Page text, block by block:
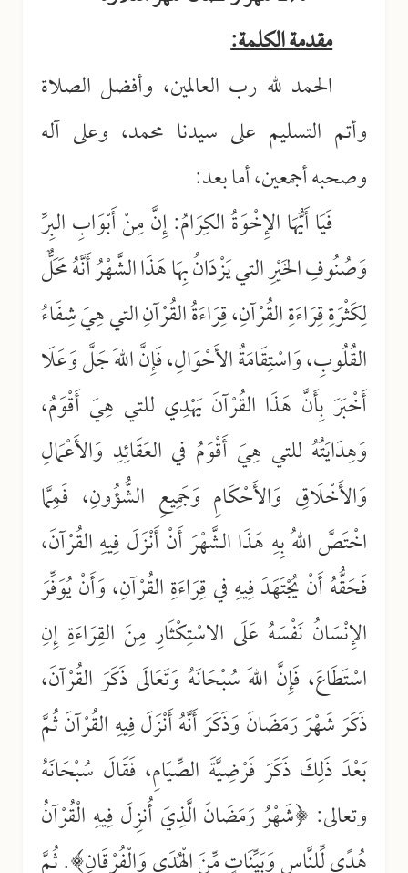
مقدمة الكلمة:
الحمد لله رب العالمين، وأفضل الصلاة
وأتم التسليم على سيدنا محمد، وعلى آله
وصحبه أجمعين، أما بعد:
فَيَا أَيُّهَا الإِخْوَةُ الكِرَامُ: إِنَّ مِنْ أَبْوَابِ البِرِّ
وَصُنُوفِ الخَيْرِ التي يَزْدَانُ بِهَا هَذَا الشَّهْرُ أَنَّهُ مَحَلٌّ
لِكَثْرَةِ قِرَاءَةِ القُرْآنِ، قِرَاءَةُ القُرْآنِ التي هِيَ شِفَاءُ
القُلُوبِ، وَاسْتِقَامَةُ الأَحْوَالِ، فَإِنَّ اللهَ جَلَّ وَعَلَا
أَخْبَرَ بِأَنَّ هَذَا القُرْآنَ يَهْدِي للتي هِيَ أَقْوَمُ،
وَهِدَايَتُهُ للتي هِيَ أَقْوَمُ في العَقَائِدِ وَالأَعْمَالِ
وَالأَخْلَاقِ وَالأَحْكَامِ وَجَمِيعِ الشُّؤُونِ، فَمِمَّا
اخْتَصَّ اللهُ بِهِ هَذَا الشَّهْرَ أَنْ أَنْزَلَ فِيهِ القُرْآنَ،
فَحَقُّهُ أَنْ يُجْتَهَدَ فِيهِ في قِرَاءَةِ القُرْآنِ، وَأَنْ يُوَفِّرَ
الإِنْسَانُ نَفْسَهُ عَلَى الاسْتِكْثَارِ مِنَ القِرَاءَةِ إِنِ
اسْتَطَاعَ، فَإِنَّ اللهَ سُبْحَانَهُ وَتَعَالَى ذَكَرَ القُرْآنَ،
ذَكَرَ شَهْرَ رَمَضَانَ وَذَكَرَ أَنَّهُ أَنْزَلَ فِيهِ القُرْآنَ ثُمَّ
بَعْدَ ذَلِكَ ذَكَرَ فَرْضِيَّةَ الصِّيَامِ، فَقَالَ سُبْحَانَهُ
وتعالى: ﴿شَهْرُ رَمَضَانَ الَّذِيَ أُنزِلَ فِيهِ الْقُرْآنُ
هُدًى لِّلنَّاسِ وَبَيِّنَاتٍ مِّنَ الْهُدَى وَالْفُرْقَانِ﴾. ثُمَّ